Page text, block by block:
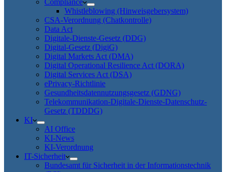
Compliance
Whistleblowing (Hinweisgebersystem)
CSA-Verordnung (Chatkontrolle)
Data Act
Digitale-Dienste-Gesetz (DDG)
Digital-Gesetz (DigiG)
Digital Markets Act (DMA)
Digital Operational Resilience Act (DORA)
Digital Services Act (DSA)
ePrivacy-Richtlinie
Gesundheitsdatennutzungsgesetz (GDNG)
Telekommunikation-Digitale-Dienste-Datenschutz-
Gesetz (TDDDG)
KI
AI Office
KI-News
KI-Verordnung
IT-Sicherheit
Bundesamt für Sicherheit in der Informationstechnik